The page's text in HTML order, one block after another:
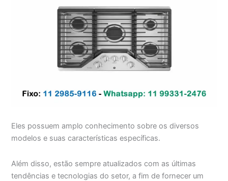
Eles possuem amplo conhecimento sobre os diversos
modelos e suas características específicas.
Além disso, estão sempre atualizados com as últimas
tendências e tecnologias do setor, a fim de fornecer um